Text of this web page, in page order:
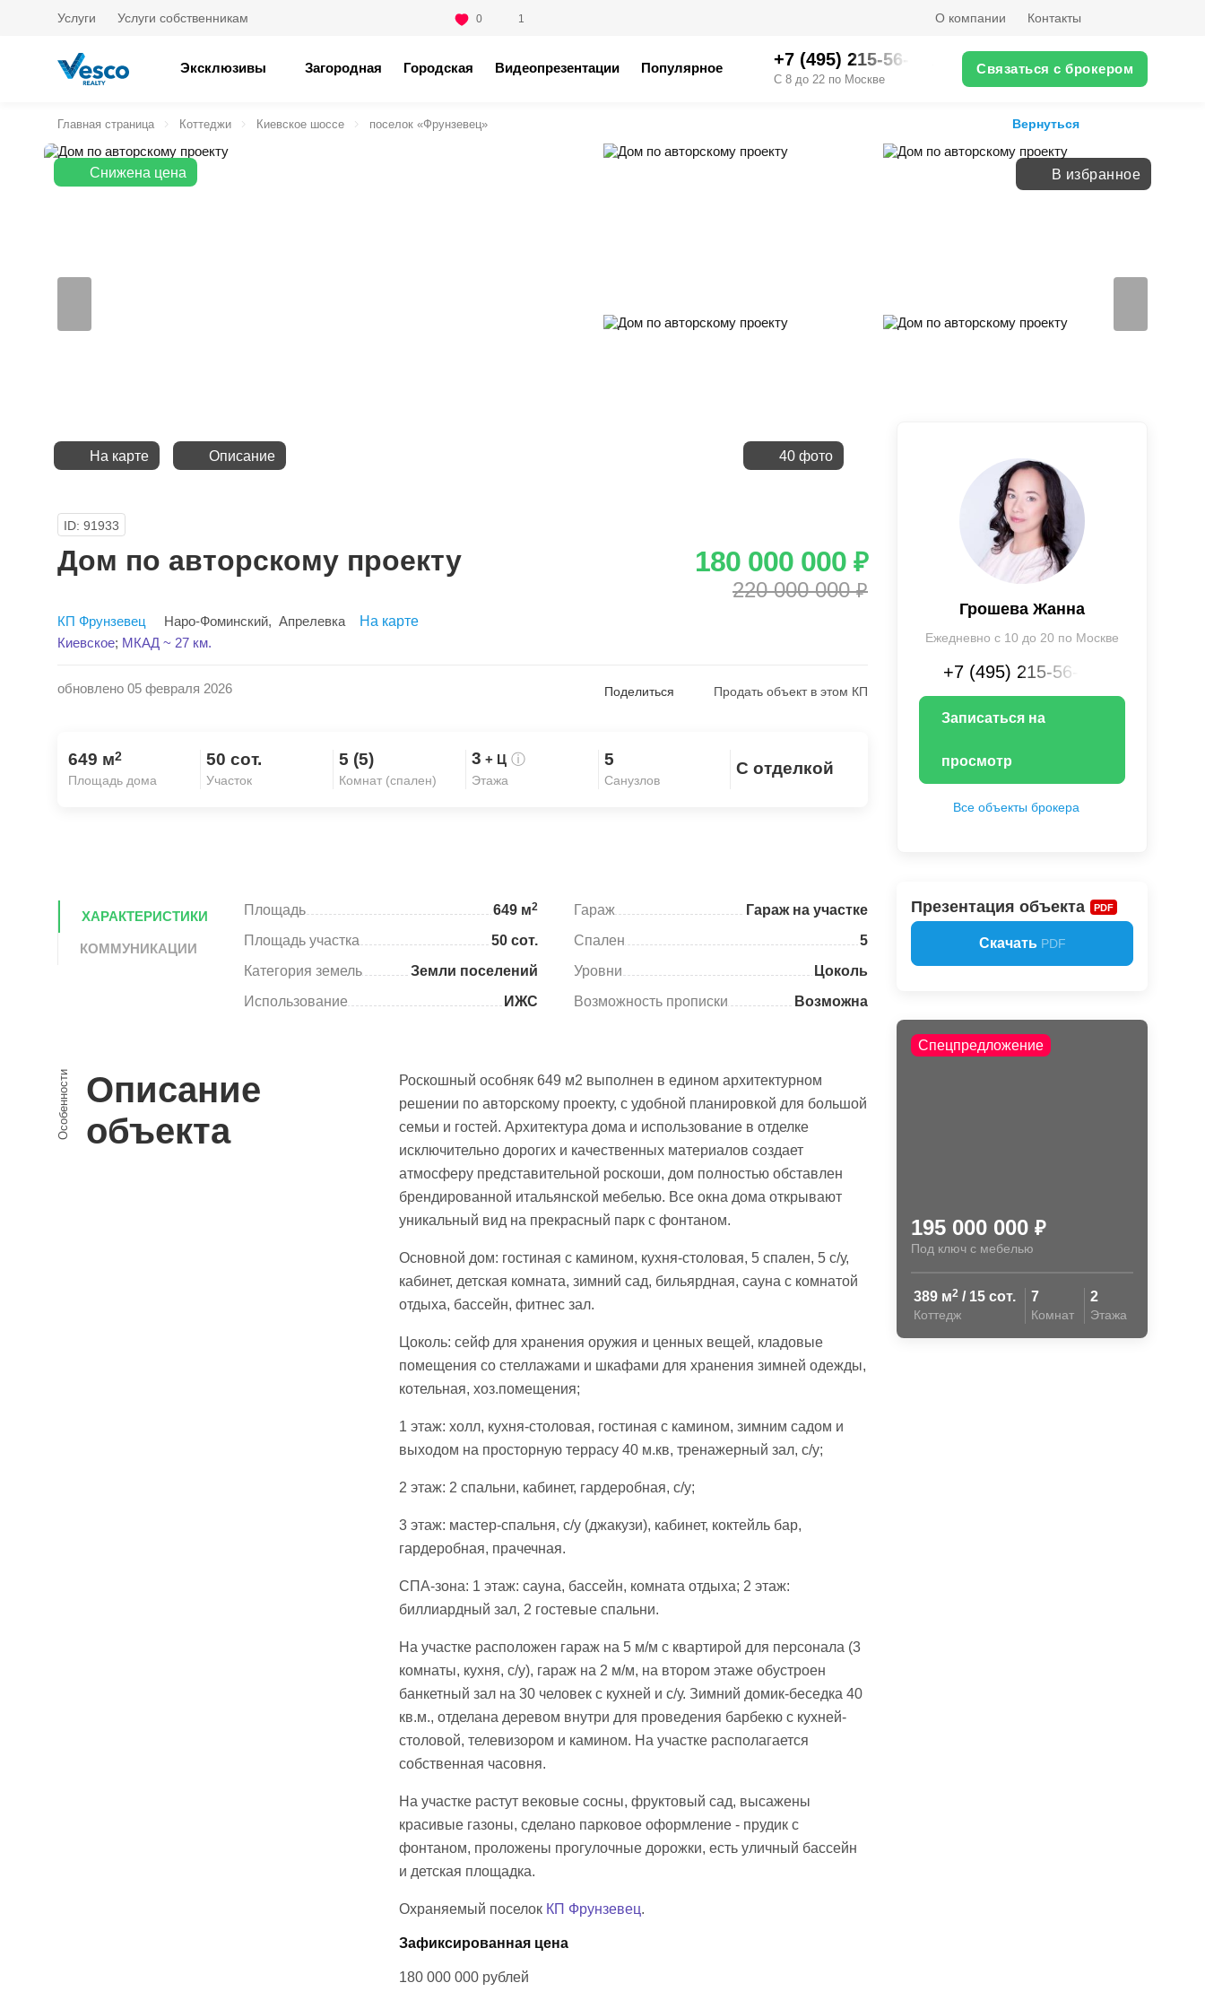
Услуги Услуги собственникам 0 1 О компании Контакты
Эксклюзивы Загородная Городская Видеопрезентации Популярное +7 (495) 215-56-XX
С 8 до 22 по Москве
Связаться с брокером
Главная страница Коттеджи Киевское шоссе поселок «Фрунзевец» Вернуться
Снижена цена В избранное
На карте Описание 40 фото
ID: 91933
Дом по авторскому проекту 180 000 000 ₽
220 000 000 ₽
КП Фрунзевец Наро-Фоминский, Апрелевка
На карте
Киевское; МКАД ~ 27 км.
обновлено 05 февраля 2026 Поделиться
Скопировать ссылку
Продать объект в этом КП
649 м2
Площадь дома
50 сот.
Участок
5 (5)
Комнат (спален)
3 + Ц ⓘ
Этажа
5
Санузлов
С отделкой
ХАРАКТЕРИСТИКИ
КОММУНИКАЦИИ
Площадь 649 м2
Площадь участка
50 сот.
Категория земель
Земли поселений
Использование
ИЖС
Гараж
Гараж на участке
Спален
5
Уровни
Цоколь
Возможность прописки
Возможна
Особенности Описание
объекта
Роскошный особняк 649 м2 выполнен в едином архитектурном
решении по авторскому проекту, с удобной планировкой для большой
семьи и гостей. Архитектура дома и использование в отделке
исключительно дорогих и качественных материалов создает
атмосферу представительной роскоши, дом полностью обставлен
брендированной итальянской мебелью. Все окна дома открывают
уникальный вид на прекрасный парк с фонтаном.
Основной дом: гостиная с камином, кухня-столовая, 5 спален, 5 с/у,
кабинет, детская комната, зимний сад, бильярдная, сауна с комнатой
отдыха, бассейн, фитнес зал.
Цоколь: сейф для хранения оружия и ценных вещей, кладовые
помещения со стеллажами и шкафами для хранения зимней одежды,
котельная, хоз.помещения;
1 этаж: холл, кухня-столовая, гостиная с камином, зимним садом и
выходом на просторную террасу 40 м.кв, тренажерный зал, с/у;
2 этаж: 2 спальни, кабинет, гардеробная, с/у;
3 этаж: мастер-спальня, с/у (джакузи), кабинет, коктейль бар,
гардеробная, прачечная.
СПА-зона: 1 этаж: сауна, бассейн, комната отдыха; 2 этаж:
биллиардный зал, 2 гостевые спальни.
На участке расположен гараж на 5 м/м с квартирой для персонала (3
комнаты, кухня, с/у), гараж на 2 м/м, на втором этаже обустроен
банкетный зал на 30 человек с кухней и с/у. Зимний домик-беседка 40
кв.м., отделана деревом внутри для проведения барбекю с кухней-
столовой, телевизором и камином. На участке располагается
собственная часовня.
На участке растут вековые сосны, фруктовый сад, высажены
красивые газоны, сделано парковое оформление - прудик с
фонтаном, проложены прогулочные дорожки, есть уличный бассейн
и детская площадка.
Охраняемый поселок КП Фрунзевец.
Зафиксированная цена
180 000 000 рублей
Грошева Жанна
Ежедневно с 10 до 20 по Москве
+7 (495) 215-56-XX
Записаться на
просмотр
Все объекты брокера
Презентация объекта PDF
Скачать PDF
Спецпредложение
195 000 000 ₽
Под ключ с мебелью
389 м2 / 15 сот.
Коттедж
7
Комнат
2
Этажа